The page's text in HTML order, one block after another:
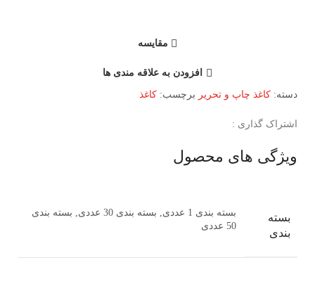
مقایسه
افزودن به علاقه مندی ها
دسته: کاغذ چاپ و تحریر برچسب: کاغذ
اشتراک گذاری :
ویژگی های محصول
بسته
بندی
بسته بندی 1 عددی, بسته بندی 30 عددی, بسته بندی
50 عددی